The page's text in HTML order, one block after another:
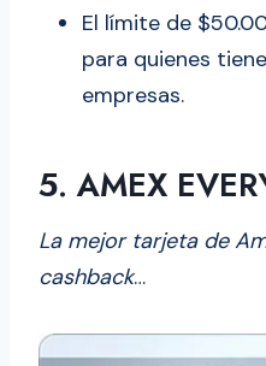
El límite de
para quienes
empresas.
5. AMEX
La mejor tarjeta de
cashback…